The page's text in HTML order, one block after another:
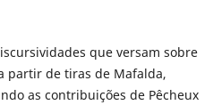
que versam sobre
partir de tiras de Mafalda,
as contribuições de Pêcheux